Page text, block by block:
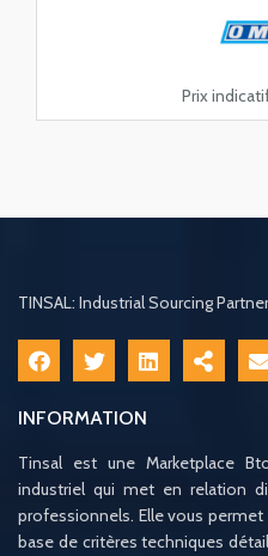
Prix
TINSAL: Industrial Sourcing Partner
INFORMATION
Tinsal est une Marketplace
industriel qui met en relation
professionnels. Elle vous
base de critères techniques